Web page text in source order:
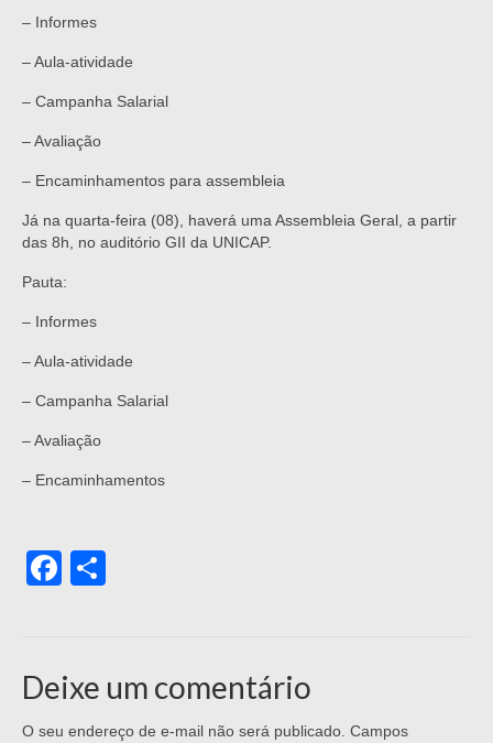
– Informes
– Aula-atividade
– Campanha Salarial
– Avaliação
– Encaminhamentos para assembleia
Já na quarta-feira (08), haverá uma Assembleia Geral, a partir
das 8h, no auditório GII da UNICAP.
Pauta:
– Informes
– Aula-atividade
– Campanha Salarial
– Avaliação
– Encaminhamentos
Facebook
Deixe um comentário
O seu endereço de e-mail não será publicado. Campos